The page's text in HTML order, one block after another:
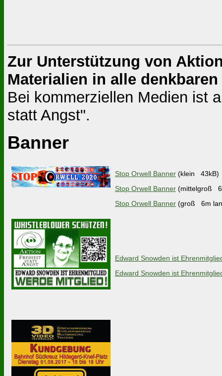
Zur Unterstützung von
Materialien in alle
Bei kommerziellen Medien ist
statt Angst".
Banner
Stop Orwell Banner (klein 43kB)
Stop Orwell Banner (mittelgroß
Stop Orwell Banner (groß 6m
Edward Snowden ist
Edward Snowden ist